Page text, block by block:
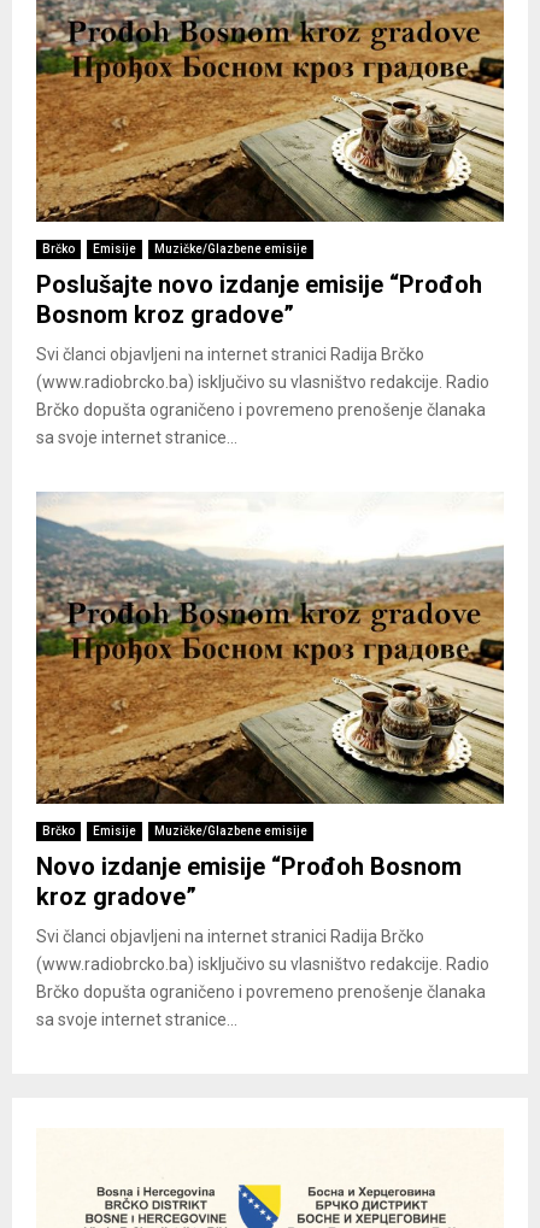
Brčko Emisije Muzičke/Glazbene emisije
Poslušajte novo izdanje emisije “Prođoh
Bosnom kroz gradove”
Svi članci objavljeni na internet stranici Radija Brčko
(www.radiobrcko.ba) isključivo su vlasništvo redakcije. Radio
Brčko dopušta ograničeno i povremeno prenošenje članaka
sa svoje internet stranice...
Brčko Emisije Muzičke/Glazbene emisije
Novo izdanje emisije “Prođoh Bosnom
kroz gradove”
Svi članci objavljeni na internet stranici Radija Brčko
(www.radiobrcko.ba) isključivo su vlasništvo redakcije. Radio
Brčko dopušta ograničeno i povremeno prenošenje članaka
sa svoje internet stranice...